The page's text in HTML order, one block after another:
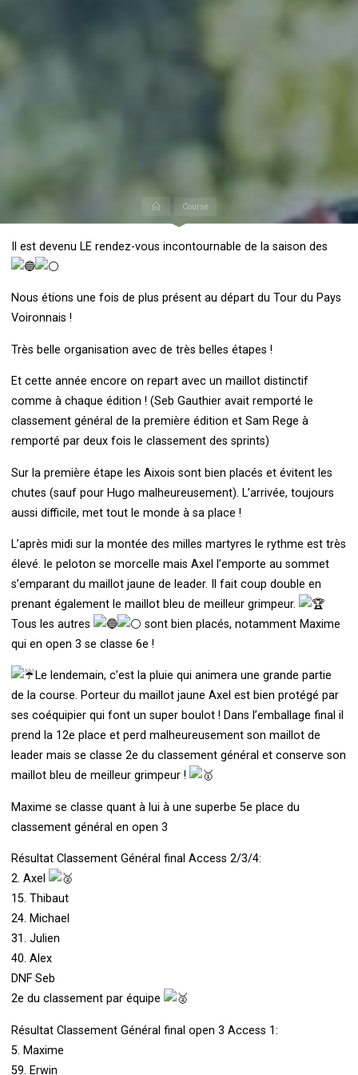
AccueilCourse
Il est devenu LE rendez-vous incontournable de la saison des
Nous étions une fois de plus présent au départ du Tour du Pays
Voironnais !
Très belle organisation avec de très belles étapes !
Et cette année encore on repart avec un maillot distinctif
comme à chaque édition ! (Seb Gauthier avait remporté le
classement général de la première édition et Sam Rege à
remporté par deux fois le classement des sprints)
Sur la première étape les Aixois sont bien placés et évitent les
chutes (sauf pour Hugo malheureusement). L’arrivée, toujours
aussi difficile, met tout le monde à sa place !
L’après midi sur la montée des milles martyres le rythme est très
élevé. le peloton se morcelle mais Axel l’emporte au sommet
s’emparant du maillot jaune de leader. Il fait coup double en
prenant également le maillot bleu de meilleur grimpeur.
Tous les autres
sont bien placés, notamment Maxime
qui en open 3 se classe 6e !
Le lendemain, c’est la pluie qui animera une grande partie
de la course. Porteur du maillot jaune Axel est bien protégé par
ses coéquipier qui font un super boulot ! Dans l’emballage final il
prend la 12e place et perd malheureusement son maillot de
leader mais se classe 2e du classement général et conserve son
maillot bleu de meilleur grimpeur !
Maxime se classe quant à lui à une superbe 5e place du
classement général en open 3
Résultat Classement Général final Access 2/3/4:
2. Axel
15. Thibaut
24. Michael
31. Julien
40. Alex
DNF Seb
2e du classement par équipe
Résultat Classement Général final open 3 Access 1:
5. Maxime
59. Erwin